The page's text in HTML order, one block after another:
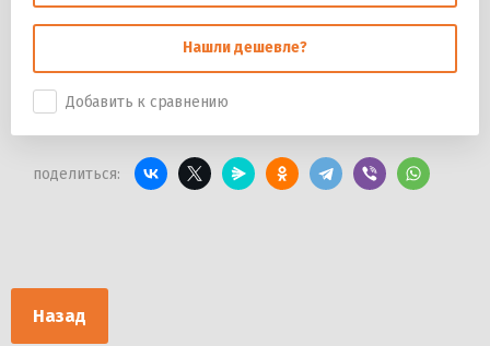
Нашли дешевле?
Добавить к сравнению
поделиться:
Назад